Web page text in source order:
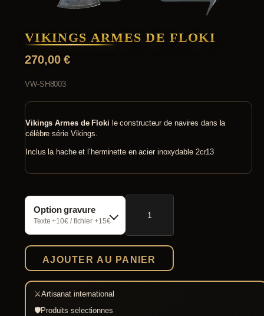
VIKINGS ARMES DE FLOKI
270,00€
VW-SH8003
Vikings Armes de Floki le constructeur de navires dans la
célèbre série Vikings.
Inclus la hache et l’herminette en acier inoxydable 2cr13
Option gravure
Texte +10€ / fichier +15€
quantité
Vikings
Armes
AJOUTER AU PANIER
⚔Artisanat international
🛡Produits selectionnes